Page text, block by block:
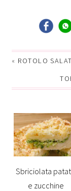
« ROTOLO
Sbriciolata
e zucchine